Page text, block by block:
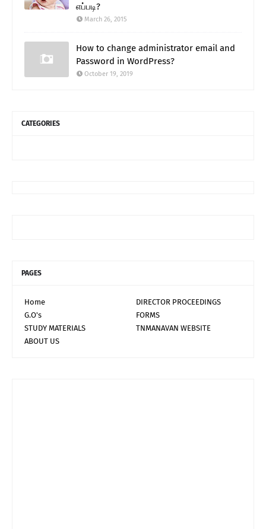
எப்படி?
March 26, 2015
How to change administrator email and
Password in WordPress?
October 19, 2019
CATEGORIES
PAGES
Home
DIRECTOR PROCEEDINGS
G.O's
FORMS
STUDY MATERIALS
TNMANAVAN WEBSITE
ABOUT US